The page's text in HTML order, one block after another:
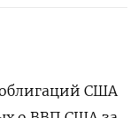
США